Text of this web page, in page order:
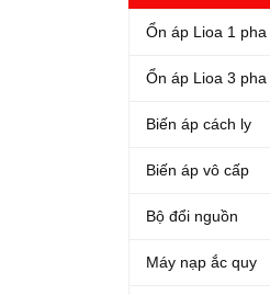
Ổn áp Lioa 1 pha
Ổn áp Lioa 3 pha
Biến áp cách ly
Biến áp vô cấp
Bộ đổi nguồn
Máy nạp ắc quy